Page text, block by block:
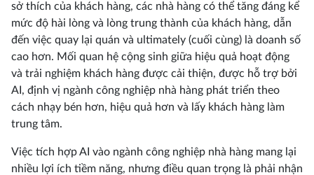
sở thích của khách hàng, các nhà hàng có thể tăng đáng kể
mức độ hài lòng và lòng trung thành của khách hàng, dẫn
đến việc quay lại quán và ultimately (cuối cùng) là doanh số
cao hơn. Mối quan hệ cộng sinh giữa hiệu quả hoạt động
và trải nghiệm khách hàng được cải thiện, được hỗ trợ bởi
AI, định vị ngành công nghiệp nhà hàng phát triển theo
cách nhạy bén hơn, hiệu quả hơn và lấy khách hàng làm
trung tâm.
Việc tích hợp AI vào ngành công nghiệp nhà hàng mang lại
nhiều lợi ích tiềm năng, nhưng điều quan trọng là phải nhận